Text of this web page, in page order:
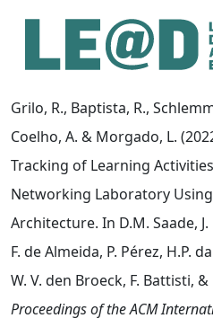
Ir para o conteúdo
Informações de
Mapa do site
Grilo, R., Baptista, R.,
Coelho, A. & Morgado, L.
Tracking of Learning
Networking Laboratory
Architecture. In D.M. Saade, J.
F. de Almeida, P. Pérez, H.P.
W. V. den Broeck, F. Battisti,
Proceedings of the ACM